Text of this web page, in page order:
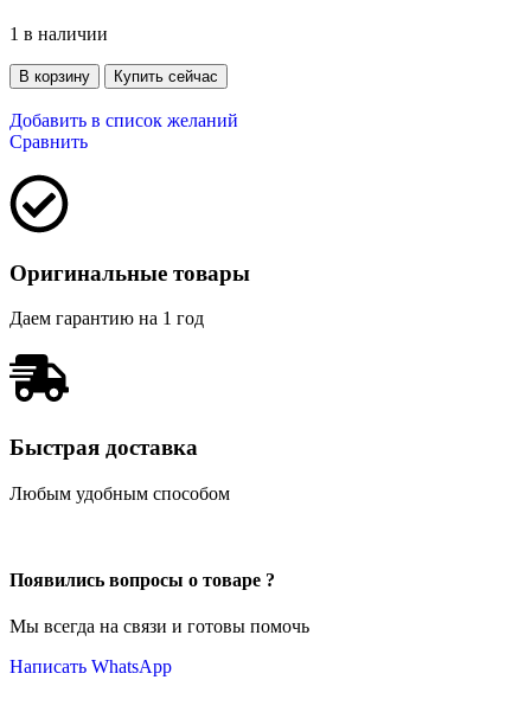
1 в наличии
В корзину Купить сейчас
Добавить в список желаний
Сравнить
Оригинальные товары
Даем гарантию на 1 год
Быстрая доставка
Любым удобным способом
Появились вопросы о товаре ?
Мы всегда на связи и готовы помочь
Написать WhatsApp